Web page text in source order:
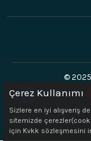
©
Çerez Kullanımı
Sizlere en iyi alışveriş
sitemizde
için Kvkk sözleşmesini